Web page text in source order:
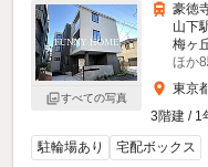
すべての写真
豪徳
山下
梅ヶ
ほか8
東京
3階建 / 1
駐輪場あり
宅配ボックス